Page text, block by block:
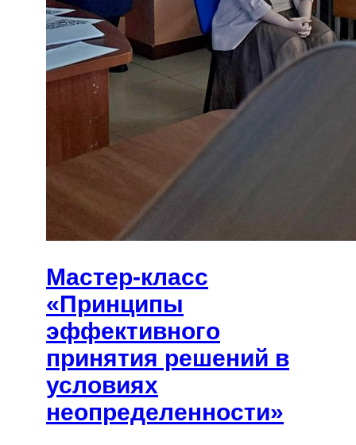
Мастер-класс
«Принципы
эффективного
принятия решений в
условиях
неопределенности»